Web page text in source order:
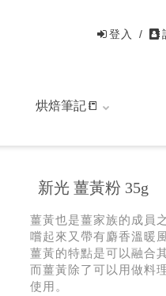
登入 /
烘焙筆記📒
新光 薑黃粉 35g
薑黃也是薑家族的成員
嚐起來又帶有麝香溫暖風
薑黃的特點是可以融合
而薑黃除了可以用做料
使用。